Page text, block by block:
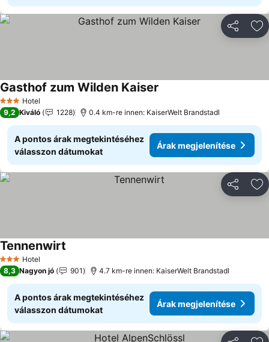
3 Kategória
Hotel
Gasthof zum Wilden Kaiser
9,2 Kiváló 1228 0.4 km-re innen: KaiserWelt Brandstadl
A pontos árak megtekintéséhez
válasszon dátumokat
Árak megjelenítése
3 Kategória
Hotel
Tennenwirt
8,3 Nagyon jó 901 4.7 km-re innen: KaiserWelt Brandstadl
A pontos árak megtekintéséhez
válasszon dátumokat
Árak megjelenítése